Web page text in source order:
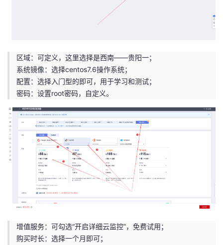
区域：可定义，这里选择是西南——贵阳一；
系统镜像：选择centos7.6操作系统；
配置：选择入门型的即可，用于学习和测试；
密码：设置root密码，自定义。
增值服务：可勾选“开启详细云监控”，免费试用；
购买时长：选择一个月即可；